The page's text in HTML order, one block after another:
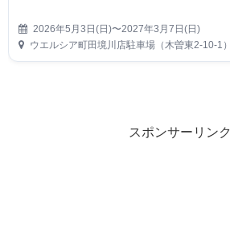
2026年5月3日(日)〜2027年3月7日(日)
ウエルシア町田境川店駐車場（木曽東2-10-1）
スポンサーリンク